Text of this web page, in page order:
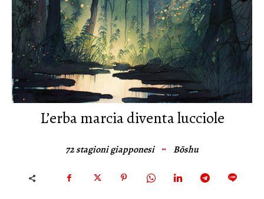
L’erba marcia diventa lucciole
72 stagioni giapponesi Bōshu